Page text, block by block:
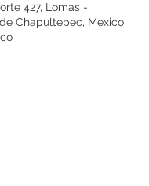
427, Lomas -
Chapultepec, Mexico